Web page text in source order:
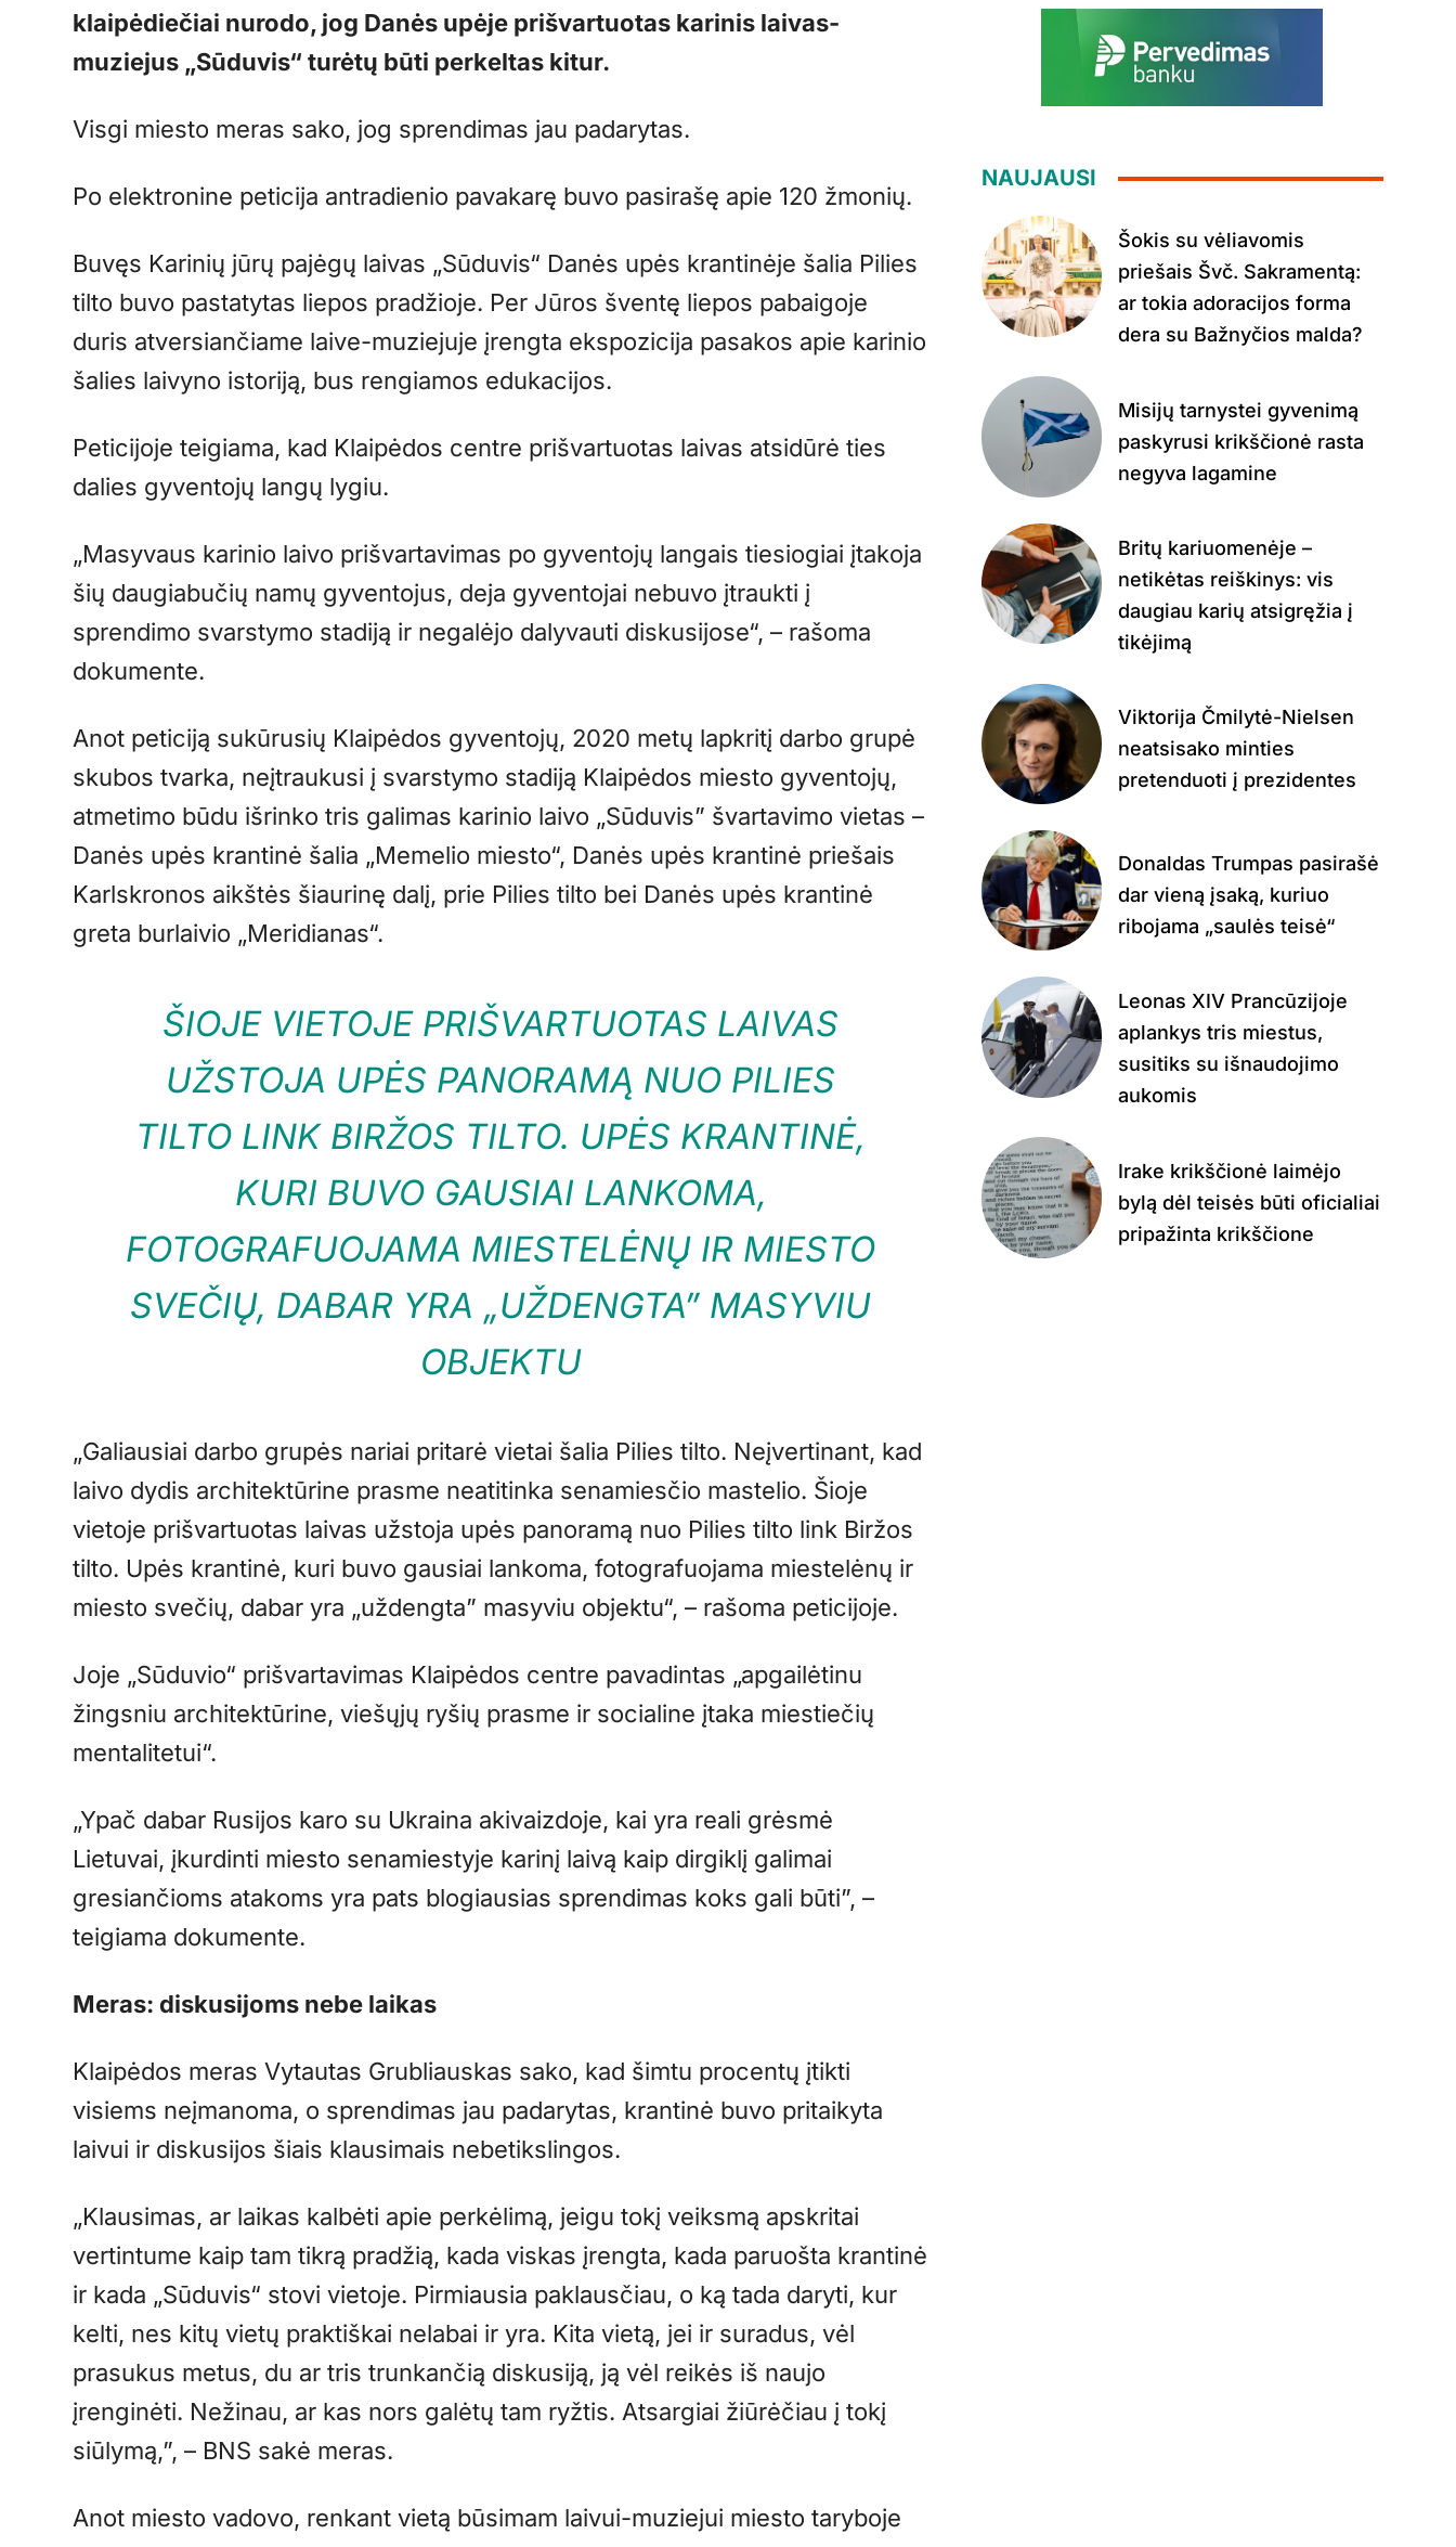
klaipėdiečiai nurodo, jog Danės upėje prišvartuotas karinis laivas-
muziejus „Sūduvis“ turėtų būti perkeltas kitur.
Visgi miesto meras sako, jog sprendimas jau padarytas.
Po elektronine peticija antradienio pavakarę buvo pasirašę apie 120 žmonių.
Buvęs Karinių jūrų pajėgų laivas „Sūduvis“ Danės upės krantinėje šalia Pilies
tilto buvo pastatytas liepos pradžioje. Per Jūros šventę liepos pabaigoje
duris atversiančiame laive-muziejuje įrengta ekspozicija pasakos apie karinio
šalies laivyno istoriją, bus rengiamos edukacijos.
Peticijoje teigiama, kad Klaipėdos centre prišvartuotas laivas atsidūrė ties
dalies gyventojų langų lygiu.
„Masyvaus karinio laivo prišvartavimas po gyventojų langais tiesiogiai įtakoja
šių daugiabučių namų gyventojus, deja gyventojai nebuvo įtraukti į
sprendimo svarstymo stadiją ir negalėjo dalyvauti diskusijose“, – rašoma
dokumente.
Anot peticiją sukūrusių Klaipėdos gyventojų, 2020 metų lapkritį darbo grupė
skubos tvarka, neįtraukusi į svarstymo stadiją Klaipėdos miesto gyventojų,
atmetimo būdu išrinko tris galimas karinio laivo „Sūduvis” švartavimo vietas –
Danės upės krantinė šalia „Memelio miesto“, Danės upės krantinė priešais
Karlskronos aikštės šiaurinę dalį, prie Pilies tilto bei Danės upės krantinė
greta burlaivio „Meridianas“.
ŠIOJE VIETOJE PRIŠVARTUOTAS LAIVAS
UŽSTOJA UPĖS PANORAMĄ NUO PILIES
TILTO LINK BIRŽOS TILTO. UPĖS KRANTINĖ,
KURI BUVO GAUSIAI LANKOMA,
FOTOGRAFUOJAMA MIESTELĖNŲ IR MIESTO
SVEČIŲ, DABAR YRA „UŽDENGTA” MASYVIU
OBJEKTU
„Galiausiai darbo grupės nariai pritarė vietai šalia Pilies tilto. Neįvertinant, kad
laivo dydis architektūrine prasme neatitinka senamiesčio mastelio. Šioje
vietoje prišvartuotas laivas užstoja upės panoramą nuo Pilies tilto link Biržos
tilto. Upės krantinė, kuri buvo gausiai lankoma, fotografuojama miestelėnų ir
miesto svečių, dabar yra „uždengta” masyviu objektu“, – rašoma peticijoje.
Joje „Sūduvio“ prišvartavimas Klaipėdos centre pavadintas „apgailėtinu
žingsniu architektūrine, viešųjų ryšių prasme ir socialine įtaka miestiečių
mentalitetui“.
„Ypač dabar Rusijos karo su Ukraina akivaizdoje, kai yra reali grėsmė
Lietuvai, įkurdinti miesto senamiestyje karinį laivą kaip dirgiklį galimai
gresiančioms atakoms yra pats blogiausias sprendimas koks gali būti”, –
teigiama dokumente.
Meras: diskusijoms nebe laikas
Klaipėdos meras Vytautas Grubliauskas sako, kad šimtu procentų įtikti
visiems neįmanoma, o sprendimas jau padarytas, krantinė buvo pritaikyta
laivui ir diskusijos šiais klausimais nebetikslingos.
„Klausimas, ar laikas kalbėti apie perkėlimą, jeigu tokį veiksmą apskritai
vertintume kaip tam tikrą pradžią, kada viskas įrengta, kada paruošta krantinė
ir kada „Sūduvis“ stovi vietoje. Pirmiausia paklausčiau, o ką tada daryti, kur
kelti, nes kitų vietų praktiškai nelabai ir yra. Kita vietą, jei ir suradus, vėl
prasukus metus, du ar tris trunkančią diskusiją, ją vėl reikės iš naujo
įrenginėti. Nežinau, ar kas nors galėtų tam ryžtis. Atsargiai žiūrėčiau į tokį
siūlymą,”, – BNS sakė meras.
Anot miesto vadovo, renkant vietą būsimam laivui-muziejui miesto taryboje
NAUJAUSI
Šokis su vėliavomis
priešais Švč. Sakramentą:
ar tokia adoracijos forma
dera su Bažnyčios malda?
Misijų tarnystei gyvenimą
paskyrusi krikščionė rasta
negyva lagamine
Britų kariuomenėje –
netikėtas reiškinys: vis
daugiau karių atsigręžia į
tikėjimą
Viktorija Čmilytė-Nielsen
neatsisako minties
pretenduoti į prezidentes
Donaldas Trumpas pasirašė
dar vieną įsaką, kuriuo
ribojama „saulės teisė“
Leonas XIV Prancūzijoje
aplankys tris miestus,
susitiks su išnaudojimo
aukomis
Irake krikščionė laimėjo
bylą dėl teisės būti oficialiai
pripažinta krikščione